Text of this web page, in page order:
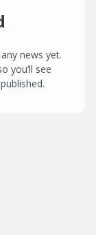
news yet.
you’ll see